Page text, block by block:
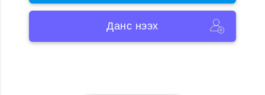
Данс нээх